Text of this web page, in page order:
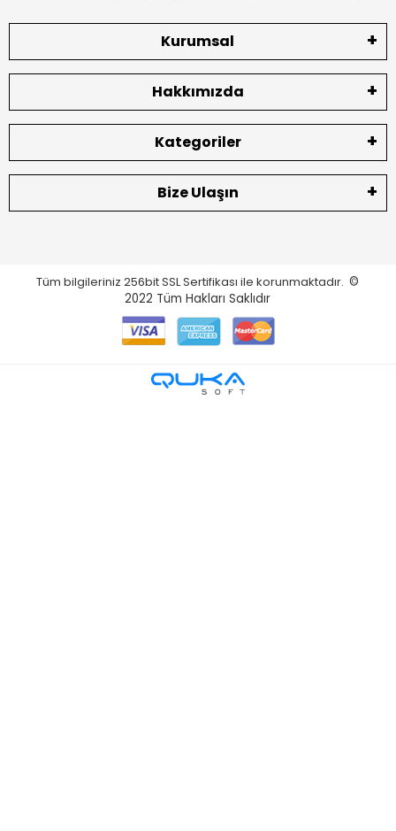
Kurumsal
Hakkımızda
Kategoriler
Bize Ulaşın
Tüm bilgileriniz 256bit SSL Sertifikası ile korunmaktadır.©
2022 Tüm Hakları Saklıdır